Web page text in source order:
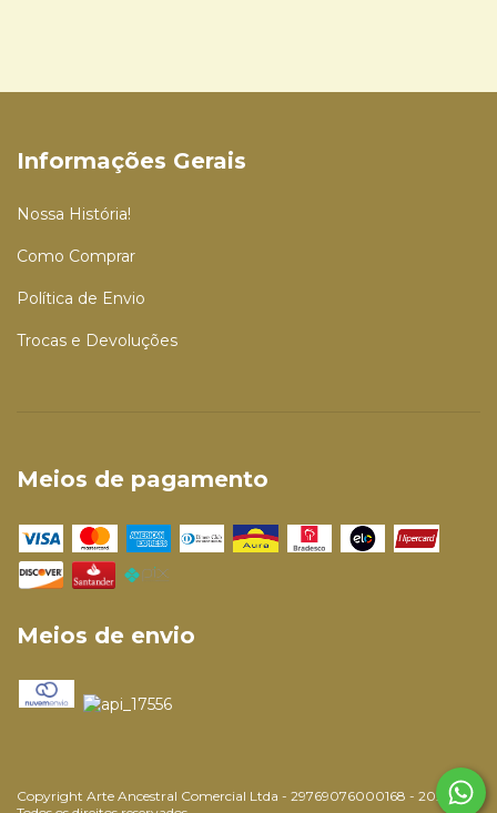
Informações Gerais
Nossa História!
Como Comprar
Política de Envio
Trocas e Devoluções
Meios de pagamento
Meios de envio
Copyright Arte Ancestral Comercial Ltda - 29769076000168 - 2026.